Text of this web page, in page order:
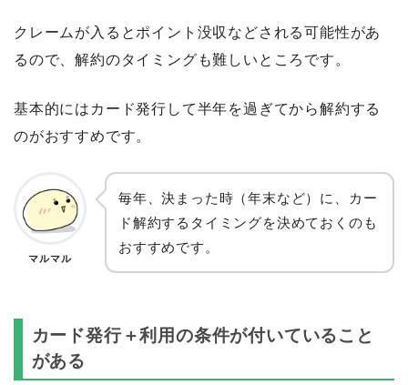
クレームが入るとポイント没収などされる可能性があ
るので、解約のタイミングも難しいところです。
基本的にはカード発行して半年を過ぎてから解約する
のがおすすめです。
マルマル
毎年、決まった時（年末など）に、カー
ド解約するタイミングを決めておくのも
おすすめです。
カード発行＋利用の条件が付いていること
がある